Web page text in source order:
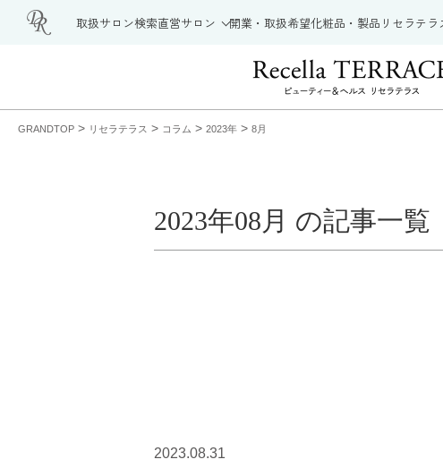
取扱サロン検索直営サロン 開業・取扱希望化粧品・製品 リセラテラ
GRANDTOP > リセラテラス > コラム > 2023年 > 8月
2023年08月 の記事一覧
2023.08.31